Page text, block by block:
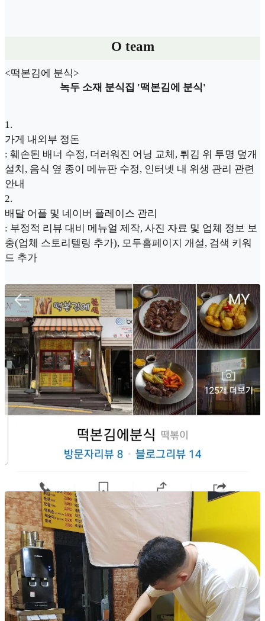
O team
<떡본김에 분식>
녹두 소재 분식집 '떡본김에 분식'
1.
가게 내외부 정돈
: 훼손된 배너 수정, 더러워진 어닝 교체, 튀김 위 투명 덮개
설치, 음식 옆 종이 메뉴판 수정, 인터넷 내 위생 관리 관련
안내
2.
배달 어플 및 네이버 플레이스 관리
: 부정적 리뷰 대비 메뉴얼 제작, 사진 자료 및 업체 정보 보
충(업체 스토리텔링 추가), 모두홈페이지 개설, 검색 키워
드 추가